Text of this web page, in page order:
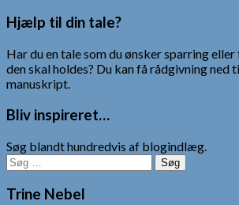
Hjælp til din tale?
Har du en tale som du ønsker sparring
den skal holdes? Du kan få rådgivning ned
manuskript.
Bliv inspireret…
Søg blandt hundredvis af blogindlæg.
Søg
efter:
Trine Nebel